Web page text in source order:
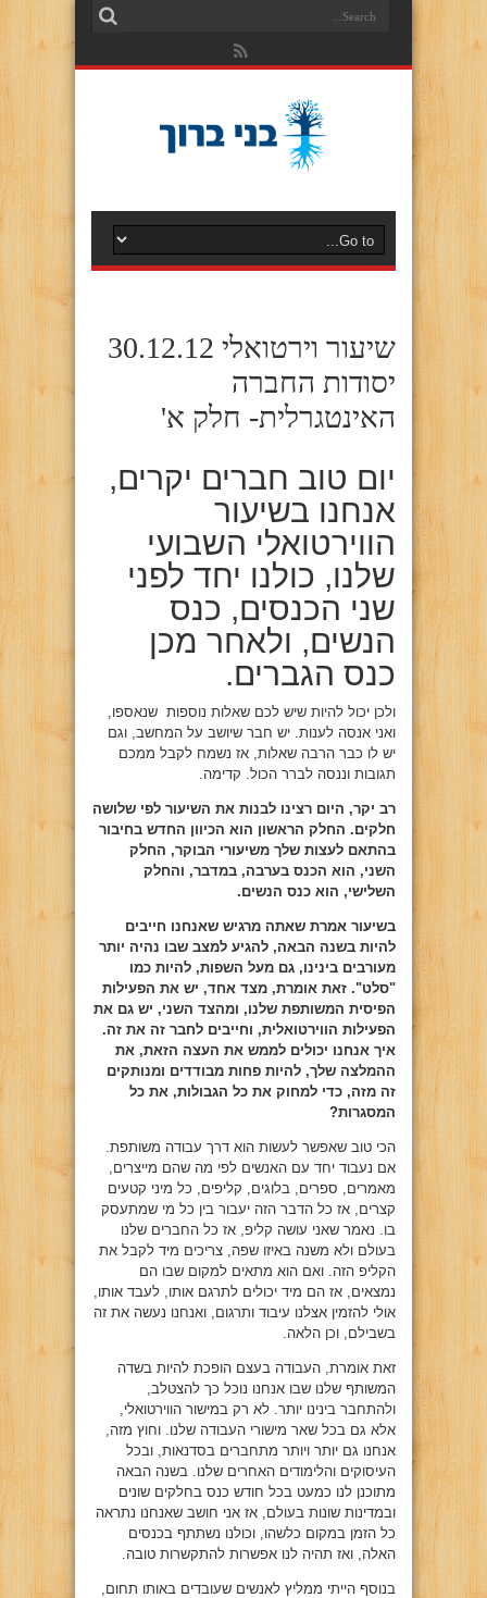
שיעור וירטואלי 30.12.12
יסודות החברה
האינטגרלית- חלק א'
יום טוב חברים יקרים,
אנחנו בשיעור
הווירטואלי השבועי
שלנו, כולנו יחד לפני
שני הכנסים, כנס
הנשים, ולאחר מכן
כנס הגברים.
ולכן יכול להיות שיש לכם שאלות נוספות שנאספו,
ואני אנסה לענות. יש חבר שיושב על המחשב, וגם
יש לו כבר הרבה שאלות, אז נשמח לקבל ממכם
תגובות וננסה לברר הכול. קדימה.
רב יקר, היום רצינו לבנות את השיעור לפי שלושה
חלקים. החלק הראשון הוא הכיוון החדש בחיבור
בהתאם לעצות שלך משיעורי הבוקר, החלק
השני, הוא הכנס בערבה, במדבר, והחלק
השלישי, הוא כנס הנשים.
בשיעור אמרת שאתה מרגיש שאנחנו חייבים
להיות בשנה הבאה, להגיע למצב שבו נהיה יותר
מעורבים בינינו, גם מעל השפות, להיות כמו
"סלט". זאת אומרת, מצד אחד, יש את הפעילות
הפיסית המשותפת שלנו, ומהצד השני, יש גם את
הפעילות הווירטואלית, וחייבים לחבר זה את זה.
איך אנחנו יכולים לממש את העצה הזאת, את
ההמלצה שלך, להיות פחות מבודדים ומנותקים
זה מזה, כדי למחוק את כל הגבולות, את כל
המסגרות?
הכי טוב שאפשר לעשות הוא דרך עבודה משותפת.
אם נעבוד יחד עם האנשים לפי מה שהם מייצרים,
מאמרים, ספרים, בלוגים, קליפים, כל מיני קטעים
קצרים, אז כל הדבר הזה יעבור בין כל מי שמתעסק
בו. נאמר שאני עושה קליפ, אז כל החברים שלנו
בעולם ולא משנה באיזו שפה, צריכים מיד לקבל את
הקליפ הזה. ואם הוא מתאים למקום שבו הם
נמצאים, אז הם מיד יכולים לתרגם אותו, לעבד אותו,
אולי להזמין אצלנו עיבוד ותרגום, ואנחנו נעשה את זה
בשבילם, וכן הלאה.
זאת אומרת, העבודה בעצם הופכת להיות בשדה
המשותף שלנו שבו אנחנו נוכל כך להצטלב,
ולהתחבר בינינו יותר. לא רק במישור הווירטואלי,
אלא גם בכל שאר מישורי העבודה שלנו. וחוץ מזה,
אנחנו גם יותר ויותר מתחברים בסדנאות, ובכל
העיסוקים והלימודים האחרים שלנו. בשנה הבאה
מתוכנן לנו כמעט בכל חודש כנס בחלקים שונים
ובמדינות שונות בעולם, אז אני חושב שאנחנו נתראה
כל הזמן במקום כלשהו, וכולנו נשתתף בכנסים
האלה, ואז תהיה לנו אפשרות להתקשרות טובה.
בנוסף הייתי ממליץ לאנשים שעובדים באותו תחום,